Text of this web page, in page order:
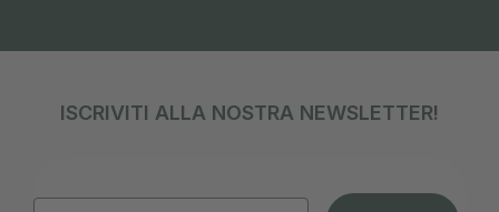
ISCRIVITI ALLA NOSTRA NEWSLETTER!